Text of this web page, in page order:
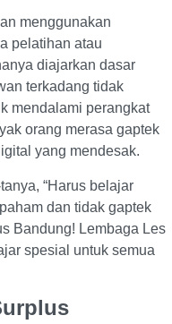
menggunakan
pelatihan atau
diajarkan dasar
terkadang tidak
mendalami perangkat
orang merasa gaptek
yang mendesak.
“Harus belajar
dan tidak gaptek
Bandung! Lembaga Les
spesial untuk semua